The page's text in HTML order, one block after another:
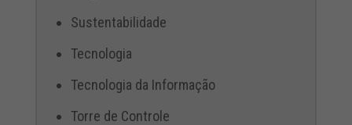
Sustentabilidade
Tecnologia
Tecnologia da Informação
Torre de Controle